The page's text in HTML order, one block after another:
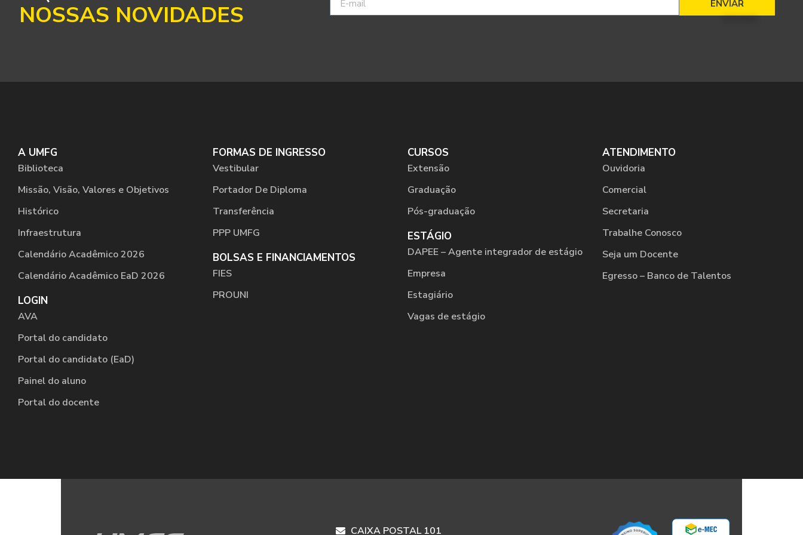
NOSSAS NOVIDADES
ENVIAR
A UMFG
Biblioteca
Missão, Visão, Valores e Objetivos
Histórico
Infraestrutura
Calendário Acadêmico 2026
Calendário Acadêmico EaD 2026
LOGIN
AVA
Portal do candidato
Portal do candidato (EaD)
Painel do aluno
Portal do docente
FORMAS DE INGRESSO
Vestibular
Portador De Diploma
Transferência
PPP UMFG
BOLSAS E FINANCIAMENTOS
FIES
PROUNI
CURSOS
Extensão
Graduação
Pós-graduação
ESTÁGIO
DAPEE – Agente integrador de estágio
Empresa
Estagiário
Vagas de estágio
ATENDIMENTO
Ouvidoria
Comercial
Secretaria
Trabalhe Conosco
Seja um Docente
Egresso – Banco de Talentos
CAIXA POSTAL 101